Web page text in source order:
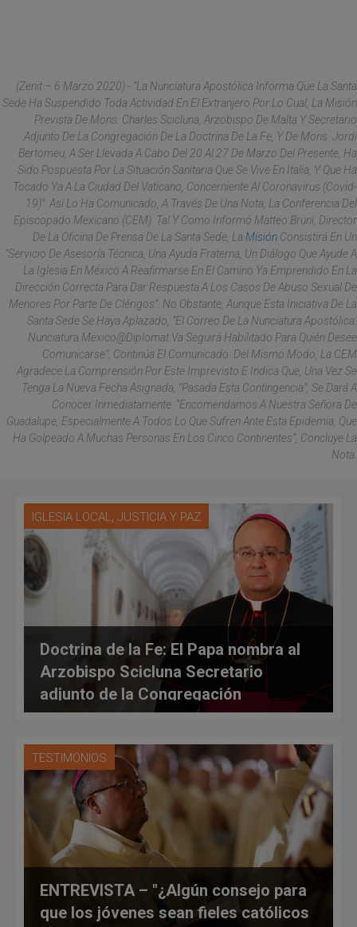
(Zenit – 6 Marzo 2020).- “La Nunciatura Apostólica Informa Que La Santa
Sede Ha Suspendido Toda Actividad En El Extranjero Por Lo Cual, La Misión
Prevista De Mons. Charles Scicluna, Arzobispo De Malta Y Secretario
Adjunto De La Congregación De La Doctrina De La Fe Y De Mons. Jordi
Bertomeu, A Ser Llevada A Cabo Del 20 Al 27 De Marzo Del Presente, Ha
Sido Pospuesta Por La Situación Sanitaria Que Se Vive En Italia, Y Que Ha
Tocado Ya A La Ciudad Del Vaticano, Concerniente Al Coronavirus (Covid-
19)”. Así Lo Ha Comunicado, A Través De Una Nota, La Conferencia Del
Episcopado Mexicano (CEM). Tal Y Como Informó Matteo Bruni, Director
De La Oficina De Prensa De La Santa Sede, La Misión Consistirá En Un
“servicio De Asesoría Técnica, Una Ayuda Fraterna, Un Diálogo Que Ayude A
La Iglesia En México A Reafirmarse En El Camino Ya Emprendido En La
Dirección Correcta Para Dar Respuesta A Los Casos De Abuso Sexual De
Menores Por Parte De Clérigos”. No Obstante, Aunque Esta Iniciativa De La
Santa Sede Se Haya Aplazado, “el Correo De La Nunciatura Apostólica:
Nunciatura.mexico@diplomat.va Seguirá Habilitado Para Quién Desee
Comunicarse”, Continúa El Comunicado. Del Mismo Modo, La CEM
Agradece La Comprensión Por Este Imprevisto E Indica Que, Una Vez Se
Tenga La Nueva Fecha Asignada, “pasada Esta Contingencia”, Se Dará A
Conocer Inmediatamente. “Encomendamos A Nuestra Señora De
Guadalupe, Especialmente A Todos Lo Que Sufren Ante Esta Epidemia, Que
Ha Golpeado A Muchas Personas En Los Cinco Continentes”, Concluye La
Nota.
IGLESIA LOCAL, JUSTICIA Y PAZ
Doctrina de la Fe: El Papa nombra al
Arzobispo Scicluna Secretario
adjunto de la Congregación
TESTIMONIOS
ENTREVISTA – "¿Algún consejo para
que los jóvenes sean fieles católicos